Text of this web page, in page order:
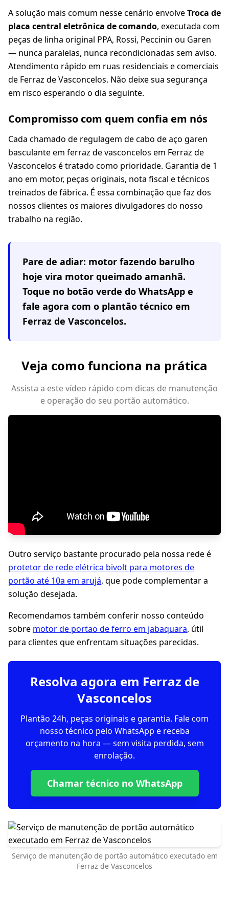
A solução mais comum nesse cenário envolveTroca de
placa central eletrônica de comando, executada com
peças de linha original PPA, Rossi, Peccinin ou Garen
— nunca paralelas, nunca recondicionadas sem aviso.
Atendimento rápido em ruas residenciais e comerciais
de Ferraz de Vasconcelos. Não deixe sua segurança
em risco esperando o dia seguinte.
Compromisso com quem confia em nós
Cada chamado de regulagem de cabo de aço garen
basculante em ferraz de vasconcelos em Ferraz de
Vasconcelos é tratado como prioridade. Garantia de 1
ano em motor, peças originais, nota fiscal e técnicos
treinados de fábrica. É essa combinação que faz dos
nossos clientes os maiores divulgadores do nosso
trabalho na região.
Pare de adiar: motor fazendo barulho
hoje vira motor queimado amanhã.
Toque no botão verde do WhatsApp e
fale agora com o plantão técnico em
Ferraz de Vasconcelos.
Veja como funciona na prática
Assista a este vídeo rápido com dicas de manutenção
e operação do seu portão automático.
Outro serviço bastante procurado pela nossa rede é
protetor de rede elétrica bivolt para motores de
portão até 10a em arujá, que pode complementar a
solução desejada.
Recomendamos também conferir nosso conteúdo
sobre motor de portao de ferro em jabaquara, útil
para clientes que enfrentam situações parecidas.
Resolva agora em Ferraz de
Vasconcelos
Plantão 24h, peças originais e garantia. Fale com
nosso técnico pelo WhatsApp e receba
orçamento na hora — sem visita perdida, sem
enrolação.
Chamar técnico no WhatsApp
Serviço de manutenção de portão automático executado em
Ferraz de Vasconcelos